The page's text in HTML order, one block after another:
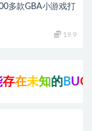
多款GBA小游戏打
19.9
未知的BUG与